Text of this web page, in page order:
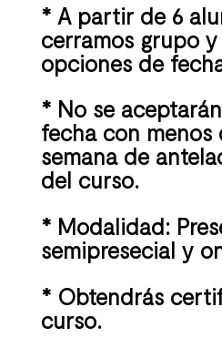
* A partir de 6
cerramos grupo
opciones de
* No se
fecha con menos
semana de
del curso.
* Modalidad:
semipresecial y
* Obtendrás
curso.